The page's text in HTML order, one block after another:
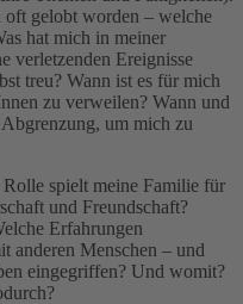
oft gelobt worden – welche
hat mich in meiner
verletzenden Ereignisse
treu? Wann ist es für mich
zu verweilen? Wann und
um mich zu
Rolle spielt meine Familie für
und Freundschaft?
Erfahrungen
anderen Menschen – und
eingegriffen? Und womit?